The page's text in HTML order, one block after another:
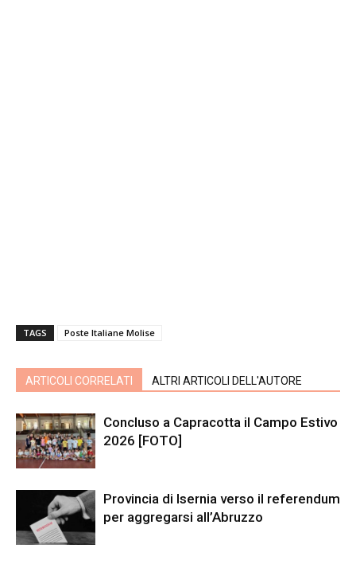
TAGS Poste Italiane Molise
ARTICOLI CORRELATI ALTRI ARTICOLI DELL'AUTORE
Concluso a Capracotta il Campo Estivo
2026 [FOTO]
Provincia di Isernia verso il referendum
per aggregarsi all’Abruzzo